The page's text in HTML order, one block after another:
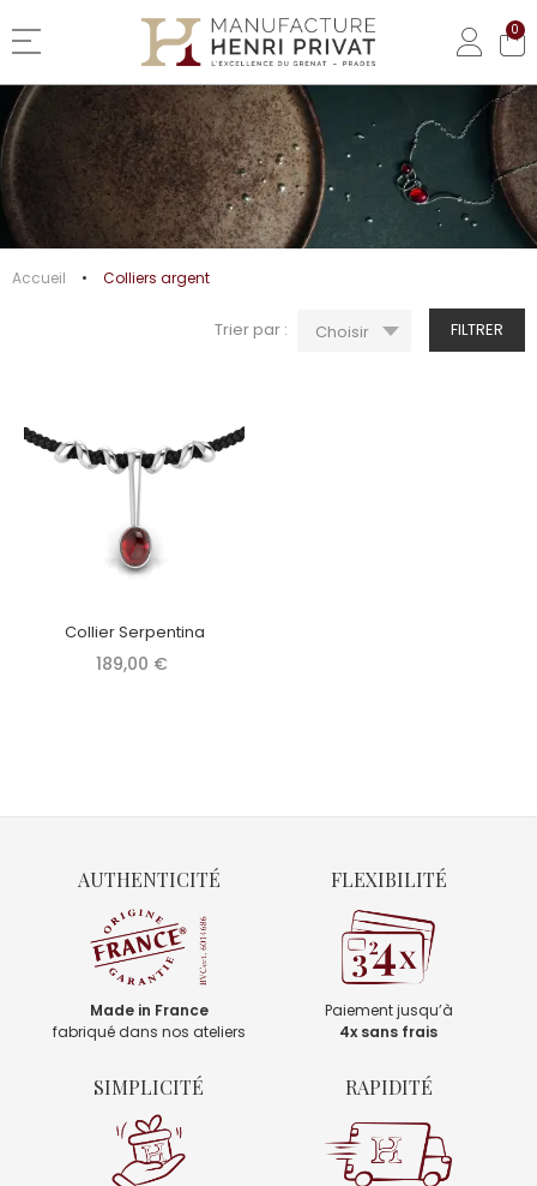
Basculer la navigation
0
Accueil
Colliers argent
Trier par : Choisir FILTRER
Collier Serpentina
189,00 €
AUTHENTICITÉ
Made in France
fabriqué dans nos ateliers
FLEXIBILITÉ
Paiement jusqu’à
4x sans frais
SIMPLICITÉ RAPIDITÉ